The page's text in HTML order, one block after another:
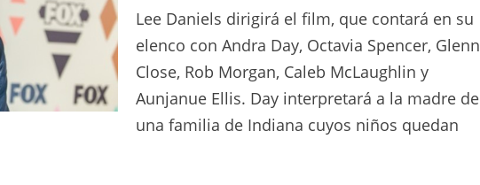
Lee Daniels dirigirá el film, que contará en su
elenco con Andra Day, Octavia Spencer, Glenn
Close, Rob Morgan, Caleb McLaughlin y
Aunjanue Ellis. Day interpretará a la madre de
una familia de Indiana cuyos niños quedan